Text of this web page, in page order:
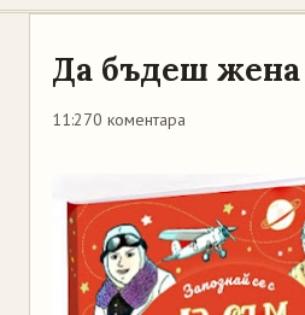
Да бъдеш
11:270 коментара